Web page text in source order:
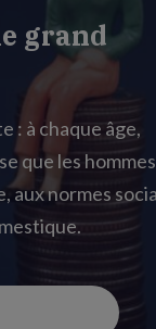
grand
: à chaque âge,
que les
aux normes